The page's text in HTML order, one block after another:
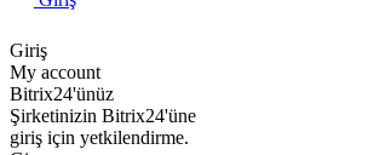
Giriş
My account
Bitrix24'ünüz
Şirketinizin Bitrix24'üne
giriş için yetkilendirme.